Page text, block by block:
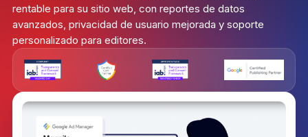
rentable para su sitio web, con reportes de datos
avanzados, privacidad de usuario mejorada y soporte
personalizado para editores.